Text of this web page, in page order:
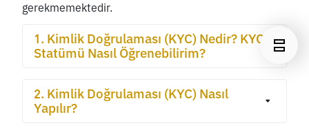
gerekmemektedir.
1. Kimlik Doğrulaması (KYC) Nedir? KYC
Statümü Nasıl Öğrenebilirim?
Customer/Müşterini Tanı) kripto varlık
endüstrisinin ortak güvenlik standartlarından bir
2. Kimlik Doğrulaması (KYC) Nasıl
Yapılır?